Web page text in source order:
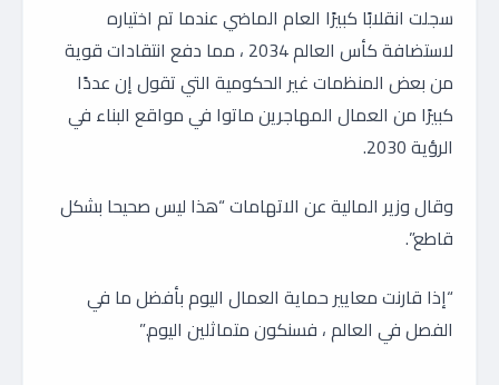
سجلت انقلابًا كبيرًا العام الماضي عندما تم اختياره
لاستضافة كأس العالم 2034 ، مما دفع انتقادات قوية
من بعض المنظمات غير الحكومية التي تقول إن عددًا
كبيرًا من العمال المهاجرين ماتوا في مواقع البناء في
الرؤية 2030.
وقال وزير المالية عن الاتهامات “هذا ليس صحيحا بشكل
قاطع”.
“إذا قارنت معايير حماية العمال اليوم بأفضل ما في
الفصل في العالم ، فسنكون متماثلين اليوم.”